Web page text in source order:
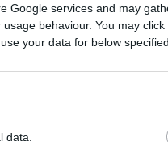
Google services and may
behaviour. You may
your data for below
data.
Εθνικού
για
καρκίνο του
μεταδίδει το μήνυμα